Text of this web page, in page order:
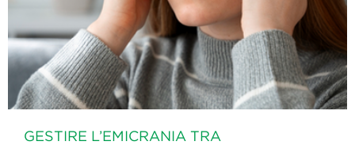
GESTIRE L’EMICRANIA TRA